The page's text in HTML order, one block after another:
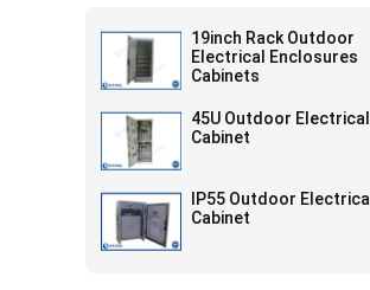
19inch Rack Outdoor
Electrical Enclosures
Cabinets
45U Outdoor Electrical
Cabinet
IP55 Outdoor Electrical
Cabinet